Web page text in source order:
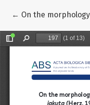
← Return to Article
On the